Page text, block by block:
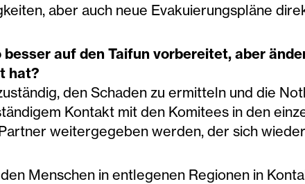
aber auch neue Evakuierungspläne
besser auf den Taifun vorbereitet, aber
hat?
den Schaden zu ermitteln und die
Kontakt mit den Komitees in den
weitergegeben werden, der sich
Menschen in entlegenen Regionen in